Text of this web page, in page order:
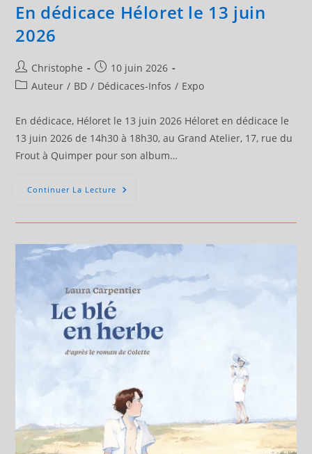
En dédicace Héloret le 13 juin
2026
Auteur/autrice
de
Christophe
Publication
publiée :
10 juin 2026
PostAuteur / BD / Dédicaces-Infos / Expo
En dédicace, Héloret le 13 juin 2026 Héloret en dédicace le
13 juin 2026 de 14h30 à 18h30, au Grand Atelier, 17, rue du
Frout à Quimper pour son album…
Continuer La Lecture En
2026